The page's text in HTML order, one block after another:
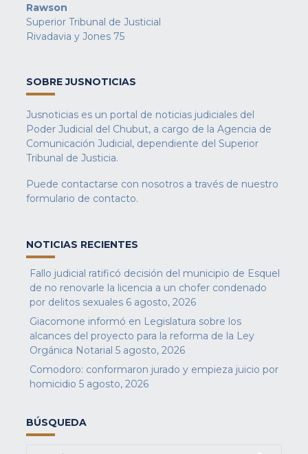
Rawson
Superior Tribunal de Justicial
Rivadavia y Jones 75
SOBRE JUSNOTICIAS
Jusnoticias es un portal de noticias judiciales del
Poder Judicial del Chubut, a cargo de la Agencia de
Comunicación Judicial, dependiente del Superior
Tribunal de Justicia.
Puede contactarse con nosotros a través de nuestro
formulario de contacto.
NOTICIAS RECIENTES
Fallo judicial ratificó decisión del municipio de Esquel
de no renovarle la licencia a un chofer condenado
por delitos sexuales 6 agosto, 2026
Giacomone informó en Legislatura sobre los
alcances del proyecto para la reforma de la Ley
Orgánica Notarial 5 agosto, 2026
Comodoro: conformaron jurado y empieza juicio por
homicidio 5 agosto, 2026
BÚSQUEDA